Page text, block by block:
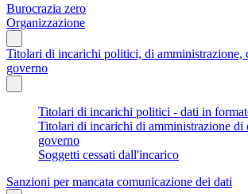
Burocrazia zero
Organizzazione
Titolari di incarichi politici, di amministrazione,
governo
Titolari di incarichi politici - dati in
Titolari di incarichi di amministrazione di
governo
Soggetti cessati dall'incarico
Sanzioni per mancata comunicazione dei dati